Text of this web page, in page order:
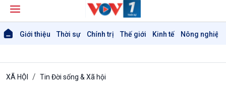
Giới thiệu Thời sự Chính trị Thế giới Kinh tế Nông nghiệp
XÃ HỘI Tin Đời sống & Xã hội